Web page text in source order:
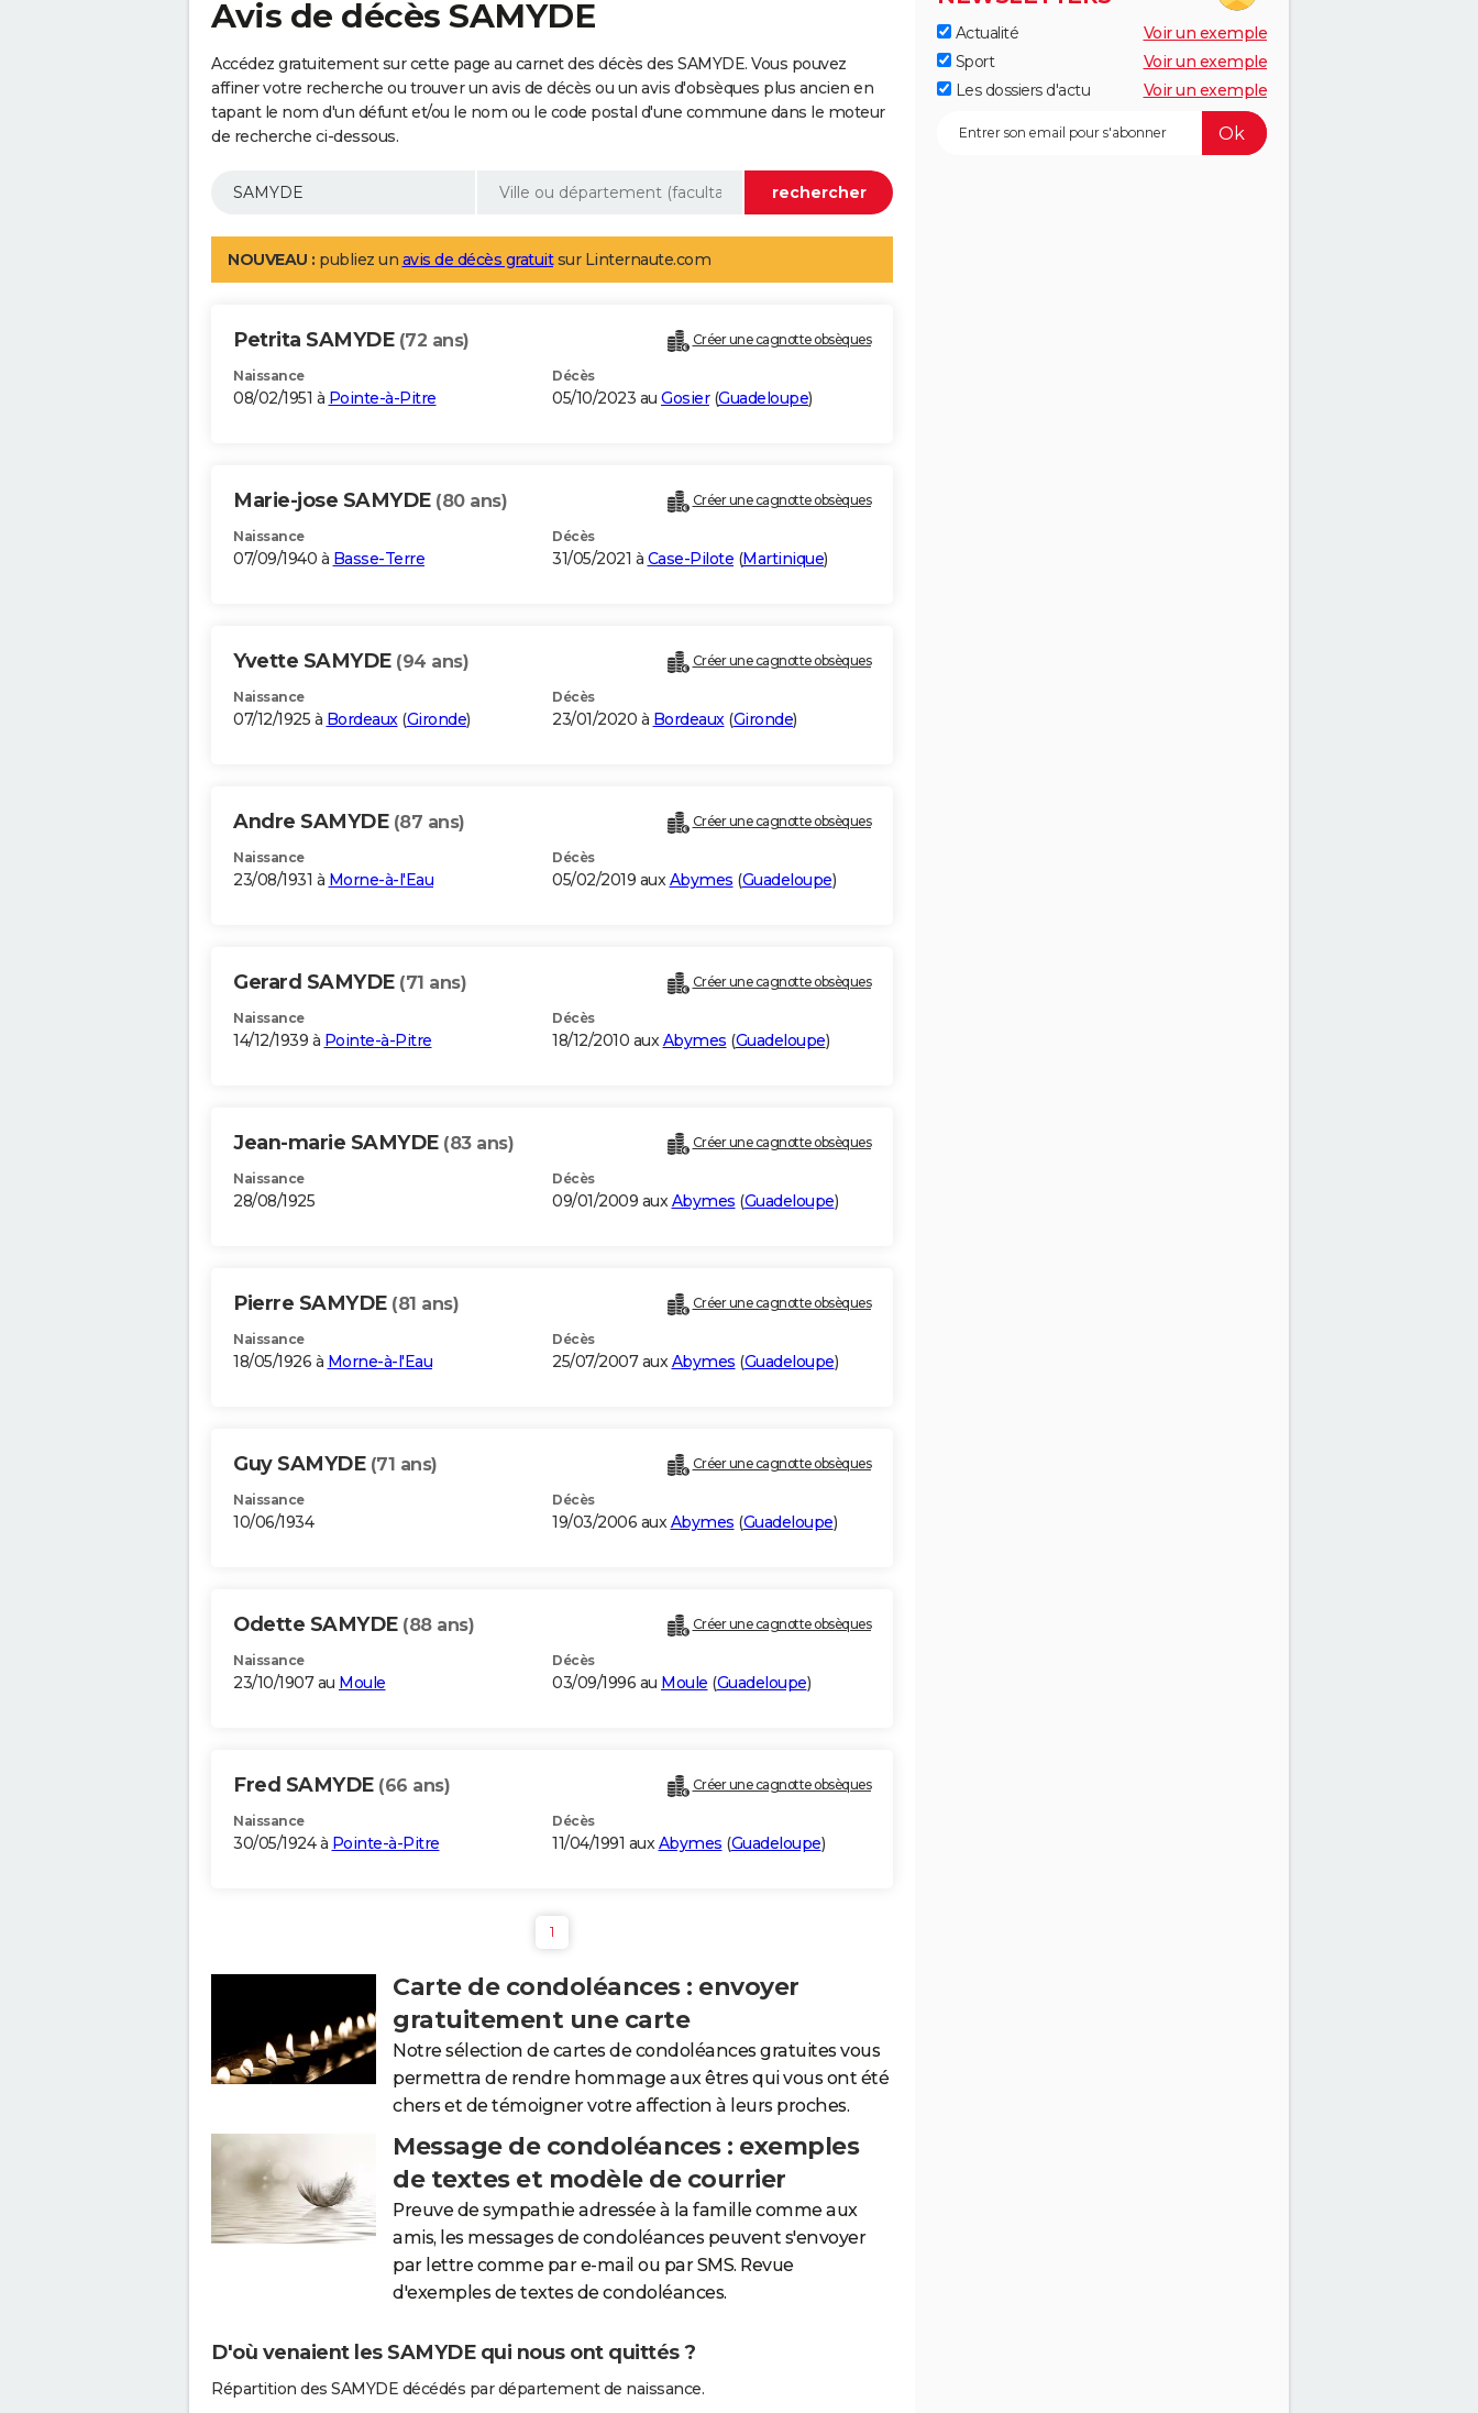
Avis de décès SAMYDE
Accédez gratuitement sur cette page au carnet des décès des SAMYDE. Vous pouvez
affiner votre recherche ou trouver un avis de décès ou un avis d'obsèques plus ancien en
tapant le nom d'un défunt et/ou le nom ou le code postal d'une commune dans le moteur
de recherche ci-dessous.
NOUVEAU : publiez un avis de décès gratuitsur Linternaute.com
Petrita SAMYDE (72 ans) Créer une cagnotte obsèques
Naissance
08/02/1951 à Pointe-à-Pitre
Décès
05/10/2023 au Gosier(Guadeloupe)
Marie-jose SAMYDE (80 ans) Créer une cagnotte obsèques
Naissance
07/09/1940 à Basse-Terre
Décès
31/05/2021 à Case-Pilote (Martinique)
Yvette SAMYDE (94 ans) Créer une cagnotte obsèques
Naissance
07/12/1925 à Bordeaux(Gironde)
Décès
23/01/2020 à Bordeaux(Gironde)
Andre SAMYDE (87 ans) Créer une cagnotte obsèques
Naissance
23/08/1931 à Morne-à-l'Eau
Décès
05/02/2019 auxAbymes (Guadeloupe)
Gerard SAMYDE (71 ans) Créer une cagnotte obsèques
Naissance
14/12/1939 à Pointe-à-Pitre
Décès
18/12/2010 auxAbymes (Guadeloupe)
Jean-marie SAMYDE (83 ans) Créer une cagnotte obsèques
Naissance
28/08/1925
Décès
09/01/2009 auxAbymes (Guadeloupe)
Pierre SAMYDE (81 ans) Créer une cagnotte obsèques
Naissance
18/05/1926 à Morne-à-l'Eau
Décès
25/07/2007 auxAbymes (Guadeloupe)
Guy SAMYDE (71 ans) Créer une cagnotte obsèques
Naissance
10/06/1934
Décès
19/03/2006 auxAbymes (Guadeloupe)
Odette SAMYDE (88 ans) Créer une cagnotte obsèques
Naissance
23/10/1907 au Moule
Décès
03/09/1996 au Moule (Guadeloupe)
Fred SAMYDE (66 ans) Créer une cagnotte obsèques
Naissance
30/05/1924 à Pointe-à-Pitre
Décès
11/04/1991 auxAbymes (Guadeloupe)
1
Carte de condoléances : envoyer
gratuitement une carte
Notre sélection de cartes de condoléances gratuites vous
permettra de rendre hommage aux êtres qui vous ont été
chers et de témoigner votre affection à leurs proches.
Message de condoléances : exemples
de textes et modèle de courrier
Preuve de sympathie adressée à la famille comme aux
amis, les messages de condoléances peuvent s'envoyer
par lettre comme par e-mail ou par SMS. Revue
d'exemples de textes de condoléances.
D'où venaient les SAMYDE qui nous ont quittés ?
Répartition des SAMYDE décédés par département de naissance.
Actualité
Voir un exemple
Sport
Voir un exemple
Les dossiers d'actu
Voir un exemple